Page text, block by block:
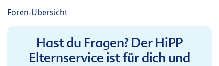
Foren-Übersicht
Hast du Fragen? Der HiPP
Elternservice ist für dich und